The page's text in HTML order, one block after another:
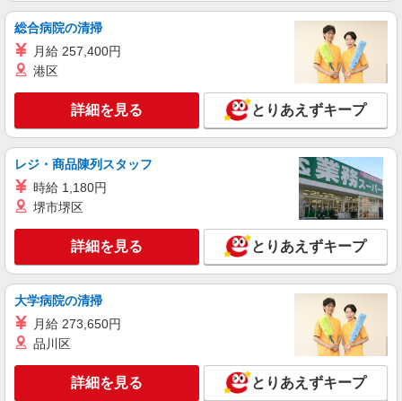
夕方までのデイサービス☆車の運転できる方
時給1500円〜2125円 ＜日払い有/週払い有/交
熱田区
キープ 詳細を見る
派遣社員
株式会社kotrio /●NG-H-1907496
NEW
熱田区*デイでの生活補助☆新たなスキルを
身につけて長く働く♪
時給1500円〜2150円 ＜日払い有/週払い有/交
通費全支給(ガソリン代含む)＞
熱田区
キープ 詳細を見る
派遣社員
株式会社kotrio /●NG-H-2031063
NEW
総合病院の清掃
月給 257,400円
港区
詳細を見る とりあえずキープ
レジ・商品陳列スタッフ
時給 1,180円
堺市堺区
詳細を見る とりあえずキープ
大学病院の清掃
月給 273,650円
品川区
詳細を見る とりあえずキープ